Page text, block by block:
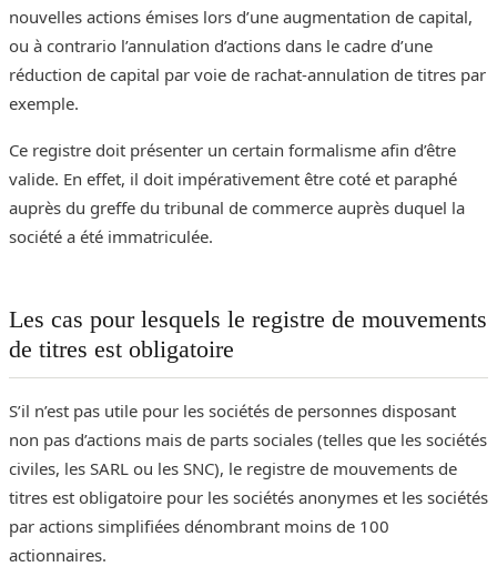
nouvelles actions émises lors d’une augmentation de capital,
ou à contrario l’annulation d’actions dans le cadre d’une
réduction de capital par voie de rachat-annulation de titres par
exemple.
Ce registre doit présenter un certain formalisme afin d’être
valide. En effet, il doit impérativement être coté et paraphé
auprès du greffe du tribunal de commerce auprès duquel la
société a été immatriculée.
Les cas pour lesquels le registre de mouvements
de titres est obligatoire
S’il n’est pas utile pour les sociétés de personnes disposant
non pas d’actions mais de parts sociales (telles que les sociétés
civiles, les SARL ou les SNC), le registre de mouvements de
titres est obligatoire pour les sociétés anonymes et les sociétés
par actions simplifiées dénombrant moins de 100
actionnaires.